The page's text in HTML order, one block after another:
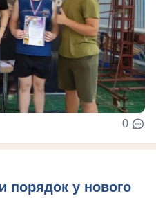
0
порядок у нового